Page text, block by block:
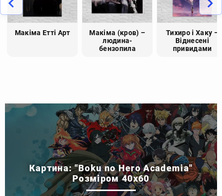
Макіма Етті Арт
Макіма (кров) –
людина-
бензопила
Тихиро і Хаку –
Віднесені
привидами
Картина: "Boku no Hero Academia"
Розміром 40x60